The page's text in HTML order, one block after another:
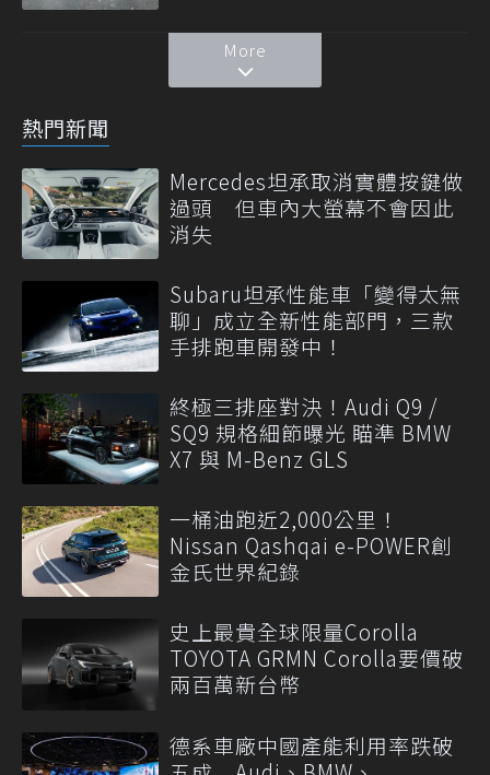
More
熱門新聞
Mercedes坦承取消實體按鍵做
過頭 但車內大螢幕不會因此
消失
Subaru坦承性能車「變得太無
聊」成立全新性能部門，三款
手排跑車開發中！
終極三排座對決！Audi Q9 /
SQ9 規格細節曝光 瞄準 BMW
X7 與 M-Benz GLS
一桶油跑近2,000公里！
Nissan Qashqai e-POWER創
金氏世界紀錄
史上最貴全球限量Corolla
TOYOTA GRMN Corolla要價破
兩百萬新台幣
德系車廠中國產能利用率跌破